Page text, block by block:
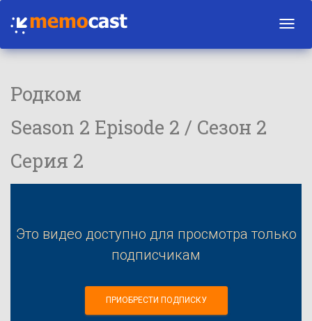
Родком
Season 2 Episode 2 / Сезон 2
Серия 2
Это видео доступно для просмотра только
подписчикам
ПРИОБРЕСТИ ПОДПИСКУ